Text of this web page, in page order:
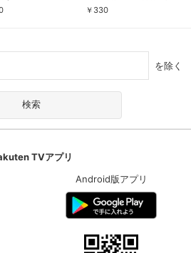
場公演『Ernest in
』稽古場レポート」
『Ernest in Love』
￥ 330
を除く
TVアプリ
Android版アプリ